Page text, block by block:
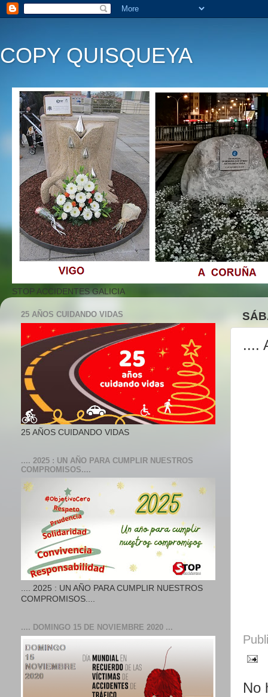
COPY QUISQUEYA
STOP ACCIDENTES GALICIA
....
No
25 AÑOS CUIDANDO VIDAS
25 AÑOS CUIDANDO VIDAS
.... 2025 : UN AÑO PARA CUMPLIR NUESTROS
COMPROMISOS....
.... 2025 : UN AÑO PARA CUMPLIR NUESTROS
COMPROMISOS....
.... DOMINGO 15 DE NOVIEMBRE 2020 ...